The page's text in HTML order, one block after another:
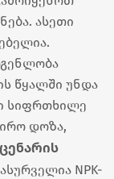
ასეთი
წყალში უნდა
სიფრთხილე
დოზა,
NPK-